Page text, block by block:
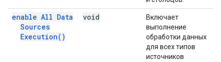
enable All Data
Sources
Execution( )
void
Включает
выполнение
обработки данных
для всех типов
источников